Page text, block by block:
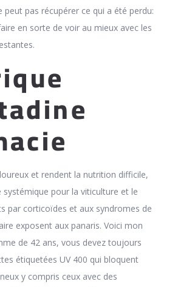
pas récupérer ce qui a été perdu:
en sorte de voir au mieux avec les
et rendent la nutrition difficile,
systémique pour la viticulture et le
par corticoïdes et aux syndromes de
exposent aux panaris. Voici mon
de 42 ans, vous devez toujours
étiquetées UV 400 qui bloquent
y compris ceux avec des